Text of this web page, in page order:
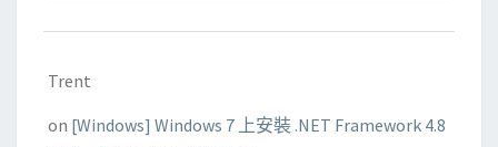
Trent
on [Windows] Windows 7 上安裝 .NET Framework 4.8